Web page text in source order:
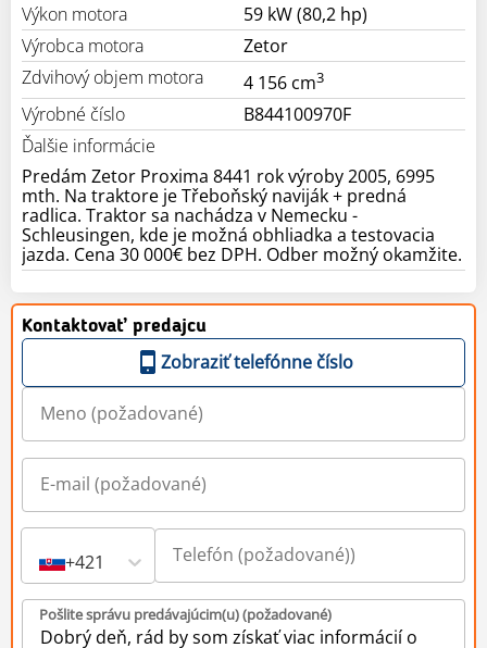
Výkon motora
59 kW (80,2 hp)
Výrobca motora
Zetor
Zdvihový objem motora
4 156 cm3
Výrobné číslo
B844100970F
Ďalšie informácie
Predám Zetor Proxima 8441 rok výroby 2005, 6995
mth. Na traktore je Třeboňský naviják + predná
radlica. Traktor sa nachádza v Nemecku -
Schleusingen, kde je možná obhliadka a testovacia
jazda. Cena 30 000€ bez DPH. Odber možný okamžite.
Kontaktovať predajcu
Zobraziť telefónne číslo
+421
Pošlite správu predávajúcim(u) (požadované)